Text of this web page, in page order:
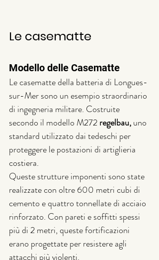
Le casematte
Modello delle Casematte
Le casematte della batteria di Longues-
sur-Mer sono un esempio straordinario
di ingegneria militare. Costruite
secondo il modello M272 regelbau, uno
standard utilizzato dai tedeschi per
proteggere le postazioni di artiglieria
costiera.
Queste strutture imponenti sono state
realizzate con oltre 600 metri cubi di
cemento e quattro tonnellate di acciaio
rinforzato. Con pareti e soffitti spessi
più di 2 metri, queste fortificazioni
erano progettate per resistere agli
attacchi più violenti.